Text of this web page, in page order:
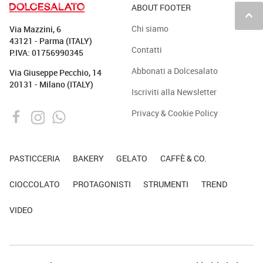
keyboard_arrow_up
Via Mazzini, 6
43121 - Parma (ITALY)
P.IVA: 01756990345
Via Giuseppe Pecchio, 14
20131 - Milano (ITALY)
ABOUT FOOTER
Chi siamo
Contatti
Abbonati a Dolcesalato
Iscriviti alla Newsletter
Privacy & Cookie Policy
PASTICCERIA BAKERY GELATO CAFFÈ & CO.
CIOCCOLATO PROTAGONISTI STRUMENTI TREND
VIDEO